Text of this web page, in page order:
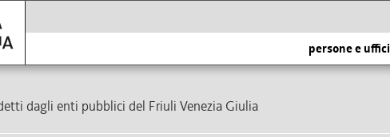
persone e uffici
dagli enti pubblici del Friuli Venezia Giulia